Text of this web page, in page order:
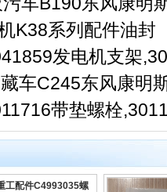
K38系列配件油封
发电机支架
车C245东风康明
带垫螺栓
工配件C4993035螺